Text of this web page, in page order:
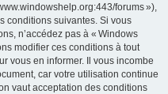
forums »),
conditions suivantes. Si vous
n’accédez pas à « Windows
modifier ces conditions à tout
vous en informer. Il vous incombe
car votre utilisation continue
vaut acceptation des conditions